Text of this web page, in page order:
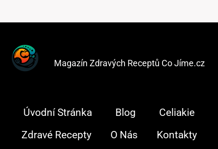
Magazín Zdravých Receptů Co Jíme.cz
Úvodní Stránka Blog
Celiakie
Zdravé Recepty
O Nás Kontakty